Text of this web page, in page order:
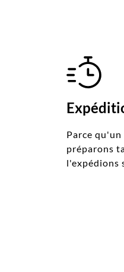
Parce
préparons
l'expédions